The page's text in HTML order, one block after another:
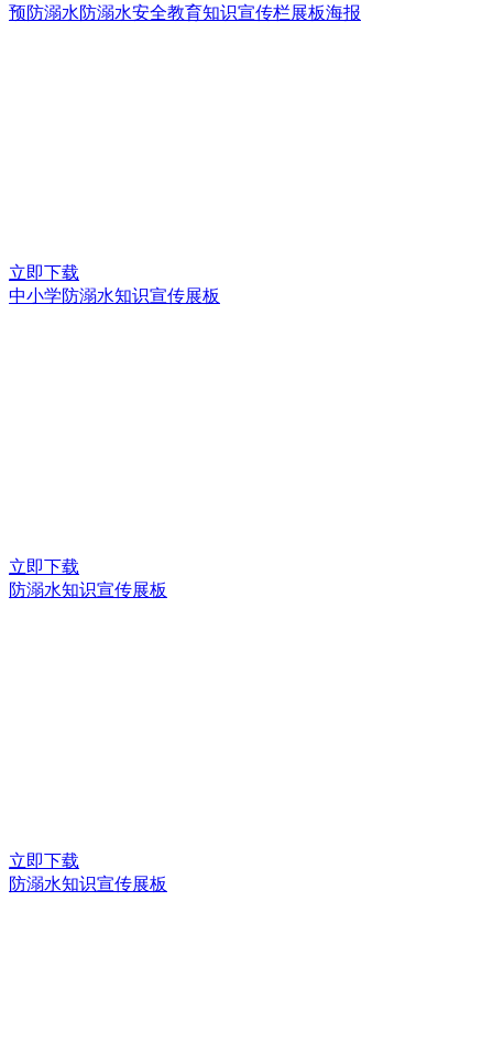
预防溺水防溺水安全教育知识宣传栏展板海报
立即下载
中小学防溺水知识宣传展板
立即下载
防溺水知识宣传展板
立即下载
防溺水知识宣传展板